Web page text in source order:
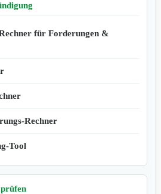
für Forderungen &
Rechner
Tool